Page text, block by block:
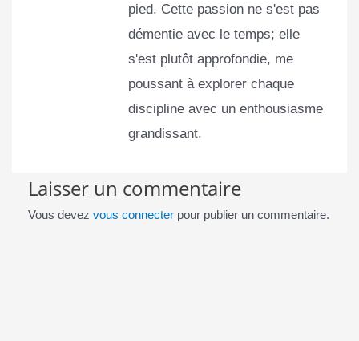
pied. Cette passion ne s'est pas
démentie avec le temps; elle
s'est plutôt approfondie, me
poussant à explorer chaque
discipline avec un enthousiasme
grandissant.
Laisser un commentaire
Vous devez vous connecterpour publier un commentaire.